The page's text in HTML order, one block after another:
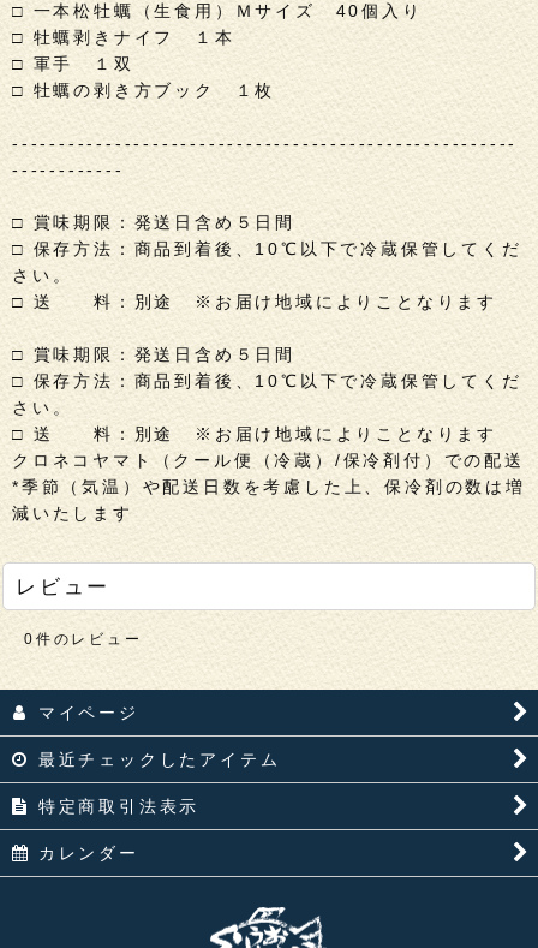
□ 一本松牡蠣（生食用）Ｍサイズ 40個入り
□ 牡蠣剥きナイフ １本
□ 軍手 １双
□ 牡蠣の剥き方ブック １枚
------------------------------------------------------
------------
□ 賞味期限：発送日含め５日間
□ 保存方法：商品到着後、10℃以下で冷蔵保管してくだ
さい。
□ 送 料：別途 ※お届け地域によりことなります
□ 賞味期限：発送日含め５日間
□ 保存方法：商品到着後、10℃以下で冷蔵保管してくだ
さい。
□ 送 料：別途 ※お届け地域によりことなります
クロネコヤマト（クール便（冷蔵）/保冷剤付）での配送
*季節（気温）や配送日数を考慮した上、保冷剤の数は増
減いたします
レビュー
0件のレビュー
マイページ
最近チェックしたアイテム
特定商取引法表示
カレンダー